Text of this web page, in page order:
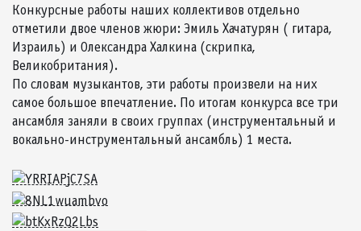
Конкурсные работы наших коллективов отдельно
отметили двое членов жюри: Эмиль Хачатурян ( гитара,
Израиль) и Олександра Халкина (скрипка,
Великобритания).
По словам музыкантов, эти работы произвели на них
самое большое впечатление. По итогам конкурса все три
ансамбля заняли в своих группах (инструментальный и
вокально-инструментальный ансамбль) 1 места.